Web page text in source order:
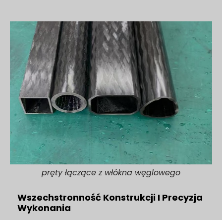
pręty łączące z włókna węglowego
Wszechstronność Konstrukcji I Precyzja
Wykonania